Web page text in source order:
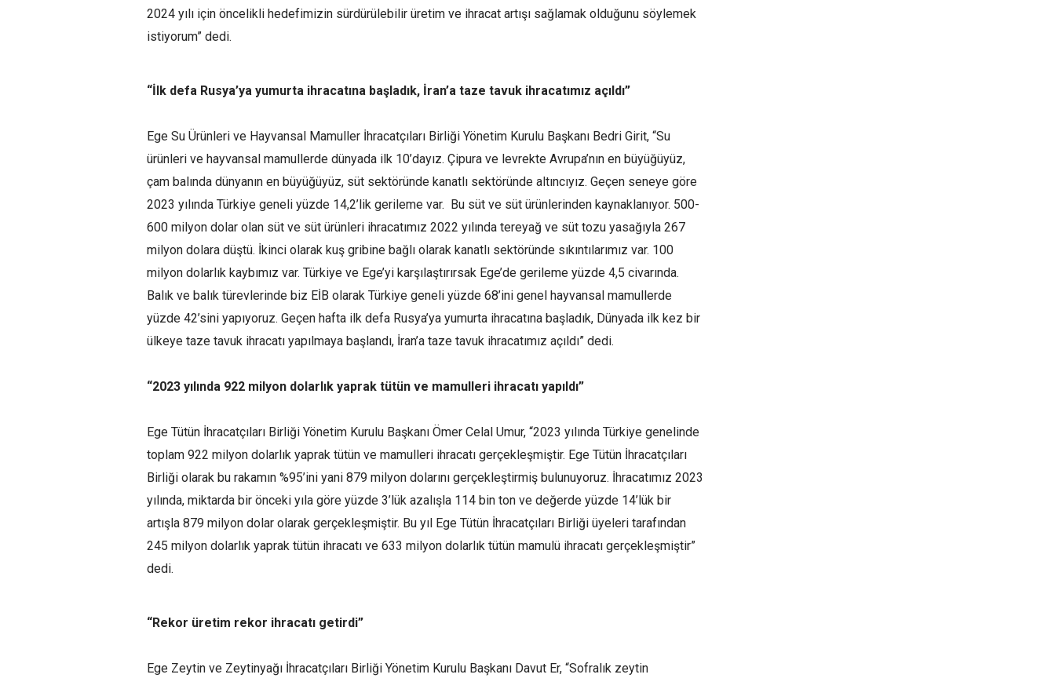
2024 yılı için öncelikli hedefimizin sürdürülebilir üretim ve ihracat artışı sağlamak olduğunu söylemek
istiyorum” dedi.
“İlk defa Rusya’ya yumurta ihracatına başladık, İran’a taze tavuk ihracatımız açıldı”
Ege Su Ürünleri ve Hayvansal Mamuller İhracatçıları Birliği Yönetim Kurulu Başkanı Bedri Girit, “Su
ürünleri ve hayvansal mamullerde dünyada ilk 10’dayız. Çipura ve levrekte Avrupa’nın en büyüğüyüz,
çam balında dünyanın en büyüğüyüz, süt sektöründe kanatlı sektöründe altıncıyız. Geçen seneye göre
2023 yılında Türkiye geneli yüzde 14,2’lik gerileme var. Bu süt ve süt ürünlerinden kaynaklanıyor. 500-
600 milyon dolar olan süt ve süt ürünleri ihracatımız 2022 yılında tereyağ ve süt tozu yasağıyla 267
milyon dolara düştü. İkinci olarak kuş gribine bağlı olarak kanatlı sektöründe sıkıntılarımız var. 100
milyon dolarlık kaybımız var. Türkiye ve Ege’yi karşılaştırırsak Ege’de gerileme yüzde 4,5 civarında.
Balık ve balık türevlerinde biz EİB olarak Türkiye geneli yüzde 68’ini genel hayvansal mamullerde
yüzde 42’sini yapıyoruz. Geçen hafta ilk defa Rusya’ya yumurta ihracatına başladık, Dünyada ilk kez bir
ülkeye taze tavuk ihracatı yapılmaya başlandı, İran’a taze tavuk ihracatımız açıldı” dedi.
“2023 yılında 922 milyon dolarlık yaprak tütün ve mamulleri ihracatı yapıldı”
Ege Tütün İhracatçıları Birliği Yönetim Kurulu Başkanı Ömer Celal Umur, “2023 yılında Türkiye genelinde
toplam 922 milyon dolarlık yaprak tütün ve mamulleri ihracatı gerçekleşmiştir. Ege Tütün İhracatçıları
Birliği olarak bu rakamın %95’ini yani 879 milyon dolarını gerçekleştirmiş bulunuyoruz. İhracatımız 2023
yılında, miktarda bir önceki yıla göre yüzde 3’lük azalışla 114 bin ton ve değerde yüzde 14’lük bir
artışla 879 milyon dolar olarak gerçekleşmiştir. Bu yıl Ege Tütün İhracatçıları Birliği üyeleri tarafından
245 milyon dolarlık yaprak tütün ihracatı ve 633 milyon dolarlık tütün mamulü ihracatı gerçekleşmiştir”
dedi.
“Rekor üretim rekor ihracatı getirdi”
Ege Zeytin ve Zeytinyağı İhracatçıları Birliği Yönetim Kurulu Başkanı Davut Er, “Sofralık zeytin